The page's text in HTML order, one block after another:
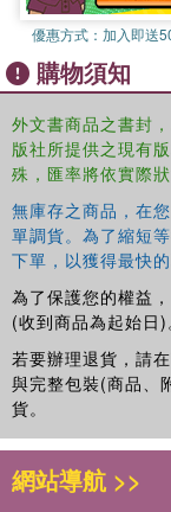
U.S. mainland astern
優惠方式： 加入即送
購物須知
外文書商品之書封
版社所提供之現有
殊，匯率將依實際狀
無庫存之商品，在
單調貨。為了縮短
下單，以獲得最快
為了保護您的權益
(收到商品為起始日)
若要辦理退貨，請
與完整包裝(商品、
貨。
網站導航 >>